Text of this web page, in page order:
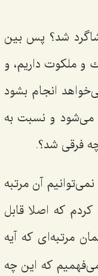
شد؟ پس بین
و ملكوت داریم، و
انجام بشود
می‌شود و نسبت به
فرقی شد؟.
آن مرتبه
كه اصلا قابل
مرتبه‌ای كه آیه
كه این چه